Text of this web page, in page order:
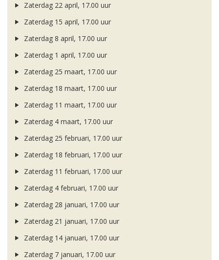
Zaterdag 22 april, 17.00 uur
Zaterdag 15 april, 17.00 uur
Zaterdag 8 april, 17.00 uur
Zaterdag 1 april, 17.00 uur
Zaterdag 25 maart, 17.00 uur
Zaterdag 18 maart, 17.00 uur
Zaterdag 11 maart, 17.00 uur
Zaterdag 4 maart, 17.00 uur
Zaterdag 25 februari, 17.00 uur
Zaterdag 18 februari, 17.00 uur
Zaterdag 11 februari, 17.00 uur
Zaterdag 4 februari, 17.00 uur
Zaterdag 28 januari, 17.00 uur
Zaterdag 21 januari, 17.00 uur
Zaterdag 14 januari, 17.00 uur
Zaterdag 7 januari, 17.00 uur